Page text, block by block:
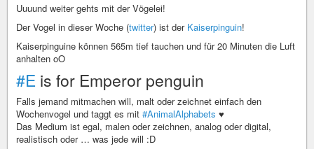
Uuuund weiter gehts mit der Vögelei!
Der Vogel in dieser Woche (twitter) ist der Kaiserpinguin!
Kaiserpinguine können 565m tief tauchen und für 20 Minuten die Luft
anhalten oO
#E is for Emperor penguin
Falls jemand mitmachen will, malt oder zeichnet einfach den
Wochenvogel und taggt es mit #AnimalAlphabets ♥
Das Medium ist egal, malen oder zeichnen, analog oder digital,
realistisch oder … was jede will :D